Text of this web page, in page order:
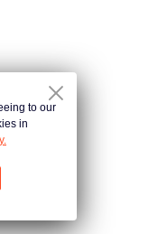
to our
in